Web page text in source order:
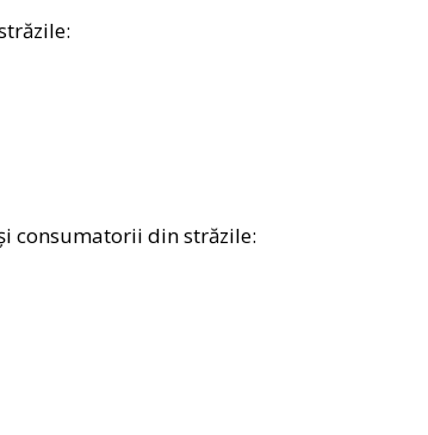
consumatorii din străzile: